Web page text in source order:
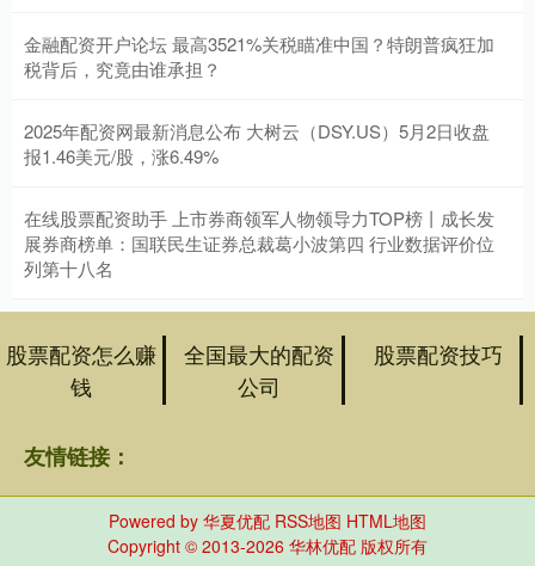
金融配资开户论坛 最高3521%关税瞄准中国？特朗普疯狂加
税背后，究竟由谁承担？
2025年配资网最新消息公布 大树云（DSY.US）5月2日收盘
报1.46美元/股，涨6.49%
在线股票配资助手 上市券商领军人物领导力TOP榜丨成长发
展券商榜单：国联民生证券总裁葛小波第四 行业数据评价位
列第十八名
股票配资怎么赚
钱
全国最大的配资
公司
股票配资技巧
友情链接：
Powered by 华夏优配 RSS地图 HTML地图
Copyright © 2013-2026 华林优配 版权所有